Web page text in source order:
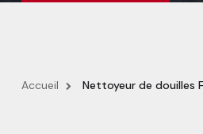
Accueil Nettoyeur de douilles